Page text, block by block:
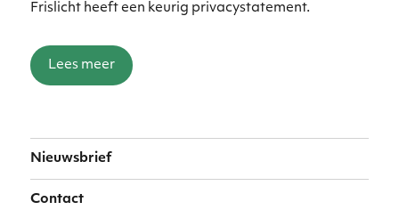
Frislicht heeft een keurig privacystatement.
Lees meer
Nieuwsbrief
Contact